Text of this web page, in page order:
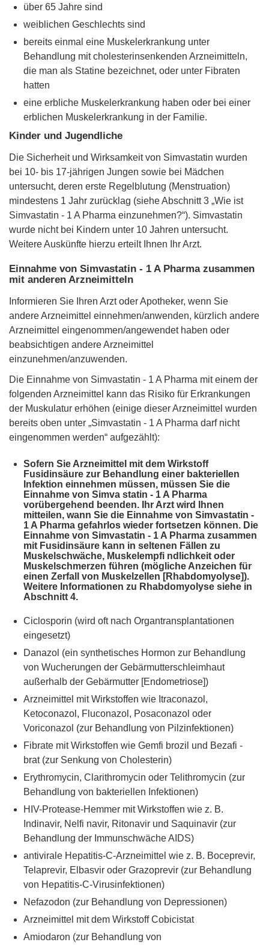
über 65 Jahre sind
weiblichen Geschlechts sind
bereits einmal eine Muskelerkrankung unter
Behandlung mit cholesterinsenkenden Arzneimitteln,
die man als Statine bezeichnet, oder unter Fibraten
hatten
eine erbliche Muskelerkrankung haben oder bei einer
erblichen Muskelerkrankung in der Familie.
Kinder und Jugendliche
Die Sicherheit und Wirksamkeit von Simvastatin wurden
bei 10- bis 17-jährigen Jungen sowie bei Mädchen
untersucht, deren erste Regelblutung (Menstruation)
mindestens 1 Jahr zurücklag (siehe Abschnitt 3 „Wie ist
Simvastatin - 1 A Pharma einzunehmen?“). Simvastatin
wurde nicht bei Kindern unter 10 Jahren untersucht.
Weitere Auskünfte hierzu erteilt Ihnen Ihr Arzt.
Einnahme von Simvastatin - 1 A Pharma zusammen
mit anderen Arzneimitteln
Informieren Sie Ihren Arzt oder Apotheker, wenn Sie
andere Arzneimittel einnehmen/anwenden, kürzlich andere
Arzneimittel eingenommen/angewendet haben oder
beabsichtigen andere Arzneimittel
einzunehmen/anzuwenden.
Die Einnahme von Simvastatin - 1 A Pharma mit einem der
folgenden Arzneimittel kann das Risiko für Erkrankungen
der Muskulatur erhöhen (einige dieser Arzneimittel wurden
bereits oben unter „Simvastatin - 1 A Pharma darf nicht
eingenommen werden“ aufgezählt):
Sofern Sie Arzneimittel mit dem Wirkstoff
Fusidinsäure zur Behandlung einer bakteriellen
Infektion einnehmen müssen, müssen Sie die
Einnahme von Simva statin - 1 A Pharma
vorübergehend beenden. Ihr Arzt wird Ihnen
mitteilen, wann Sie die Einnahme von Simvastatin -
1 A Pharma gefahrlos wieder fortsetzen können. Die
Einnahme von Simvastatin - 1 A Pharma zusammen
mit Fusidinsäure kann in seltenen Fällen zu
Muskelschwäche, Muskelempfi ndlichkeit oder
Muskelschmerzen führen (mögliche Anzeichen für
einen Zerfall von Muskelzellen [Rhabdomyolyse]).
Weitere Informationen zu Rhabdomyolyse siehe in
Abschnitt 4.
Ciclosporin (wird oft nach Organtransplantationen
eingesetzt)
Danazol (ein synthetisches Hormon zur Behandlung
von Wucherungen der Gebärmutterschleimhaut
außerhalb der Gebärmutter [Endometriose])
Arzneimittel mit Wirkstoffen wie Itraconazol,
Ketoconazol, Fluconazol, Posaconazol oder
Voriconazol (zur Behandlung von Pilzinfektionen)
Fibrate mit Wirkstoffen wie Gemfi brozil und Bezafi -
brat (zur Senkung von Cholesterin)
Erythromycin, Clarithromycin oder Telithromycin (zur
Behandlung von bakteriellen Infektionen)
HIV-Protease-Hemmer mit Wirkstoffen wie z. B.
Indinavir, Nelfi navir, Ritonavir und Saquinavir (zur
Behandlung der Immunschwäche AIDS)
antivirale Hepatitis-C-Arzneimittel wie z. B. Boceprevir,
Telaprevir, Elbasvir oder Grazoprevir (zur Behandlung
von Hepatitis-C-Virusinfektionen)
Nefazodon (zur Behandlung von Depressionen)
Arzneimittel mit dem Wirkstoff Cobicistat
Amiodaron (zur Behandlung von